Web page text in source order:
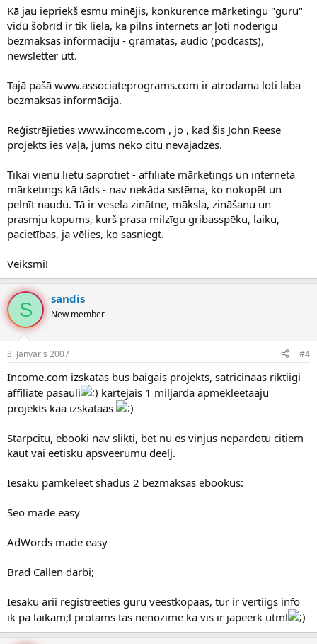
Kā jau iepriekš esmu minējis, konkurence mārketingu "guru"
vidū šobrīd ir tik liela, ka pilns internets ar ļoti noderīgu
bezmaksas informāciju - grāmatas, audio (podcasts),
newsletter utt.
Tajā pašā www.associateprograms.com ir atrodama ļoti laba
bezmaksas informācija.
Reģistrējieties www.income.com , jo , kad šis John Reese
projekts ies vaļā, jums neko citu nevajadzēs.
Tikai vienu lietu saprotiet - affiliate mārketings un interneta
mārketings kā tāds - nav nekāda sistēma, ko nokopēt un
pelnīt naudu. Tā ir vesela zinātne, māksla, zināšanu un
prasmju kopums, kurš prasa milzīgu gribasspēku, laiku,
pacietības, ja vēlies, ko sasniegt.
Veiksmi!
S sandis
New member
8. Janvāris 2007 #4
Income.com izskatas bus baigais projekts, satricinaas riktiigi
affiliate pasauli
kartejais 1 miljarda apmekleetaaju
projekts kaa izskataas
Starpcitu, ebooki nav slikti, bet nu es vinjus nepardotu citiem
kaut vai eetisku apsveerumu deelj.
Iesaku pamkeleet shadus 2 bezmaksas ebookus:
Seo made easy
AdWords made easy
Brad Callen darbi;
Iesaku arii registreeties guru veestkopaas, tur ir vertiigs info
ik pa laikam;l protams tas nenozime ka vis ir japeerk utml